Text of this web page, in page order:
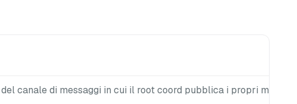
canale di messaggi in cui il root coord pubblica i propri messaggi